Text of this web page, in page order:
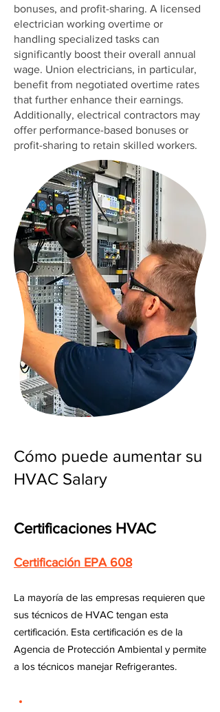
bonuses, and profit-sharing. A licensed
electrician working overtime or
handling specialized tasks can
significantly boost their overall annual
wage. Union electricians, in particular,
benefit from negotiated overtime rates
that further enhance their earnings.
Additionally, electrical contractors may
offer performance-based bonuses or
profit-sharing to retain skilled workers.
Cómo puede aumentar su
HVAC Salary
Certificaciones HVAC
Certificación EPA 608
La mayoría de las empresas requieren que
sus técnicos de HVAC tengan esta
certificación. Esta certificación es de la
Agencia de Protección Ambiental y permite
a los técnicos manejar Refrigerantes.